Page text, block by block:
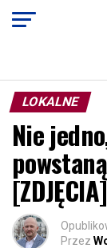
LOKALNE
Nie
[ZDJĘCIA]
Przez